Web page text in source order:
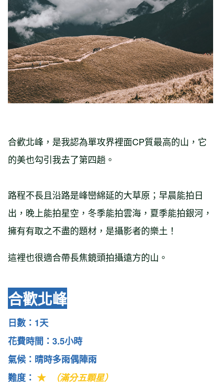
合歡北峰，是我認為單攻界裡面CP質最高的山，它
的美也勾引我去了第四趟。
路程不長且沿路是峰巒綿延的大草原；早晨能拍日
出，晚上能拍星空，冬季能拍雲海，夏季能拍銀河，
擁有有取之不盡的題材，是攝影者的樂土！
這裡也很適合帶長焦鏡頭拍攝遠方的山。
合歡北峰
日數：1天
花費時間：3.5小時
氣候：晴時多雨偶陣雨
難度： ★ （滿分五顆星）